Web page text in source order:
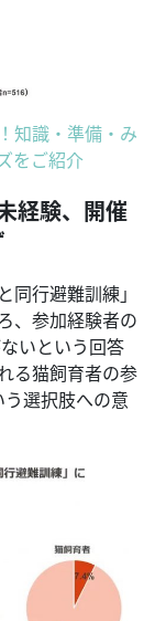
知識・準備・み
をご紹介
経験、開催
行避難訓練」
、参加経験者の
いという回答
る猫飼育者の参
選択肢への意